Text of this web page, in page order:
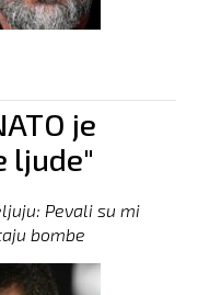
je
ljude"
Pevali su mi
bombe